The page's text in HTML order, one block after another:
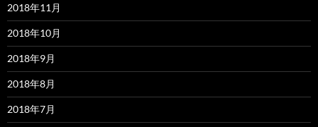
2018年11月
2018年10月
2018年9月
2018年8月
2018年7月